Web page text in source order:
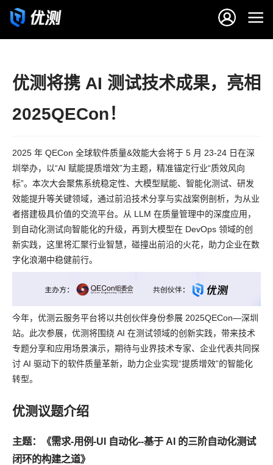
优测将携 AI 测试技术成果，亮相
2025QECon！
2025 年 QECon 全球软件质量&效能大会将于 5 月 23-24 日在深
圳举办，以“AI 赋能提质增效”为主题，精准锚定行业“质效风向
标”。本次大会聚焦系统稳定性、大模型赋能、智能化测试、研发
效能提升等关键领域，通过前沿技术分享与实战案例剖析，为从业
者搭建极具价值的交流平台。从 LLM 在质量管理中的深度应用，
到自动化测试向智能化的升级，再到大模型在 DevOps 领域的创
新实践，这里将汇聚行业智慧，碰撞出前沿的火花，助力企业在数
字化浪潮中稳健前行。
今年，优测云服务平台将以共创伙伴身份参展 2025QECon—深圳
站。此次参展，优测将围绕 AI 在测试领域的创新实践，带来技术
专题分享和应用场景演示，期待与业界技术专家、企业代表共同探
讨 AI 驱动下的软件质量革新，助力企业实现“提质增效”的智能化
转型。
优测议题介绍
主题：《需求-用例-UI 自动化--基于 AI 的三阶自动化测试
闭环的构建之道》